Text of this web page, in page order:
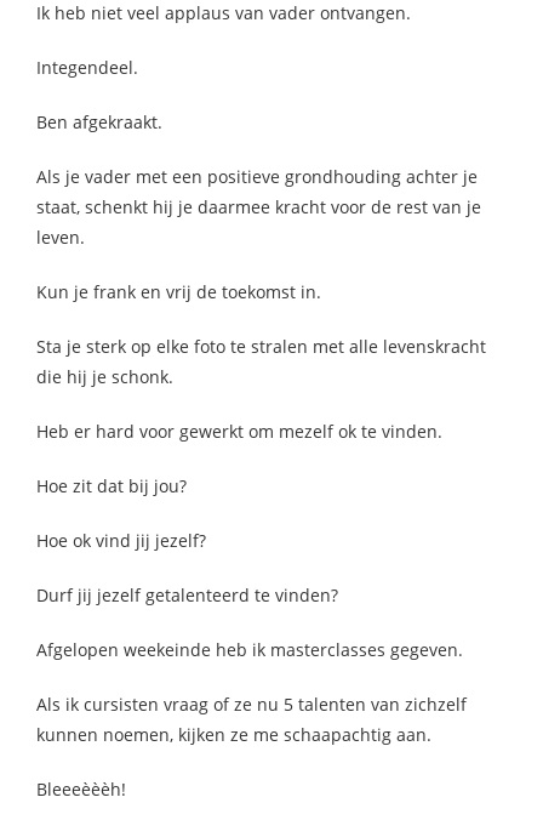
Ik heb niet veel applaus van vader ontvangen.
Integendeel.
Ben afgekraakt.
Als je vader met een positieve grondhouding achter je
staat, schenkt hij je daarmee kracht voor de rest van je
leven.
Kun je frank en vrij de toekomst in.
Sta je sterk op elke foto te stralen met alle levenskracht
die hij je schonk.
Heb er hard voor gewerkt om mezelf ok te vinden.
Hoe zit dat bij jou?
Hoe ok vind jij jezelf?
Durf jij jezelf getalenteerd te vinden?
Afgelopen weekeinde heb ik masterclasses gegeven.
Als ik cursisten vraag of ze nu 5 talenten van zichzelf
kunnen noemen, kijken ze me schaapachtig aan.
Bleeeèèèh!